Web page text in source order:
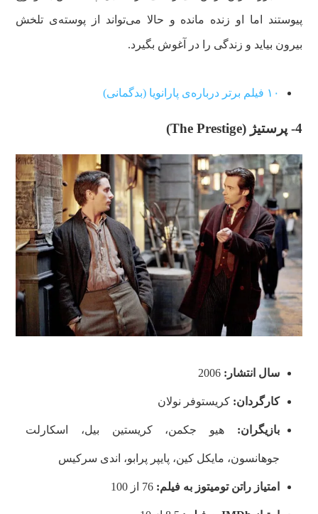
پیوستند اما او زنده مانده و حالا می‌تواند از پوسته‌ی تلخش
بیرون بیاید و زندگی را در آغوش بگیرد.
۱۰ فیلم برتر درباره‌ی پارانویا (بدگمانی)
4- پرستیژ ( The Prestige
)
سال انتشار:
کارگردان: کریستوفر نولان
بازیگران: هیو جکمن، کریستین بیل، اسکارلت
جوهانسون، مایکل کین، پایپر پرابو، اندی سرکیس
امتیاز راتن تومیتوز به فیلم: